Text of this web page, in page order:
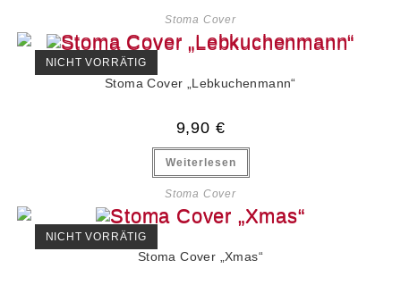
Stoma Cover
NICHT VORRÄTIG
Stoma Cover „Lebkuchenmann“
9,90 €
Weiterlesen
Stoma Cover
NICHT VORRÄTIG
Stoma Cover „Xmas“